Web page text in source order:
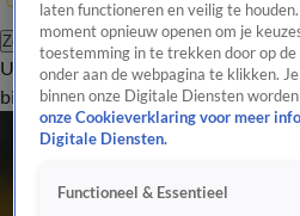
Zoeken
UitzendingenVandaag InsideDe
bijwonen
laten functioneren en veilig te
moment opnieuw openen om je
toestemming in te trekken door op
onder aan de webpagina te klikken.
binnen onze Digitale Diensten
onze Cookieverklaring voor meer
Digitale Diensten.
Functioneel & Essentieel